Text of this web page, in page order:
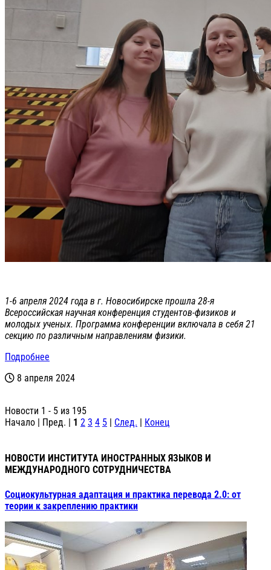
1-6 апреля 2024 года в г. Новосибирске прошла 28-я
Всероссийская научная конференция студентов-физиков и
молодых ученых. Программа конференции включала в себя 21
секцию по различным направлениям физики.
Подробнее
8 апреля 2024
Новости 1 - 5 из 195
Начало | Пред. | 1 2 3 4 5 | След. | Конец
НОВОСТИ ИНСТИТУТА ИНОСТРАННЫХ ЯЗЫКОВ И
МЕЖДУНАРОДНОГО СОТРУДНИЧЕСТВА
Социокультурная адаптация и практика перевода 2.0: от
теории к закреплению практики